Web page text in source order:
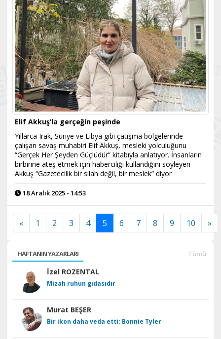
Elif Akkuş’la gerçeğin peşinde
Yıllarca Irak, Suriye ve Libya gibi çatışma bölgelerinde
çalışan savaş muhabiri Elif Akkuş, mesleki yolculuğunu
“Gerçek Her Şeyden Güçlüdür” kitabıyla anlatıyor. İnsanların
birbirine ateş etmek için haberciliği kullandığını söyleyen
Akkuş “Gazetecilik bir silah değil, bir meslek” diyor
18 Aralık 2025 - 14:53
« 1 2 3 4 5 6 7 8 9 10 »
HAFTANIN YAZARLARI Tümü
İzel ROZENTAL
Mizah ruhun gıdasıdır
Murat BEŞER
Bir ikon daha veda etti: Bonnie Tyler